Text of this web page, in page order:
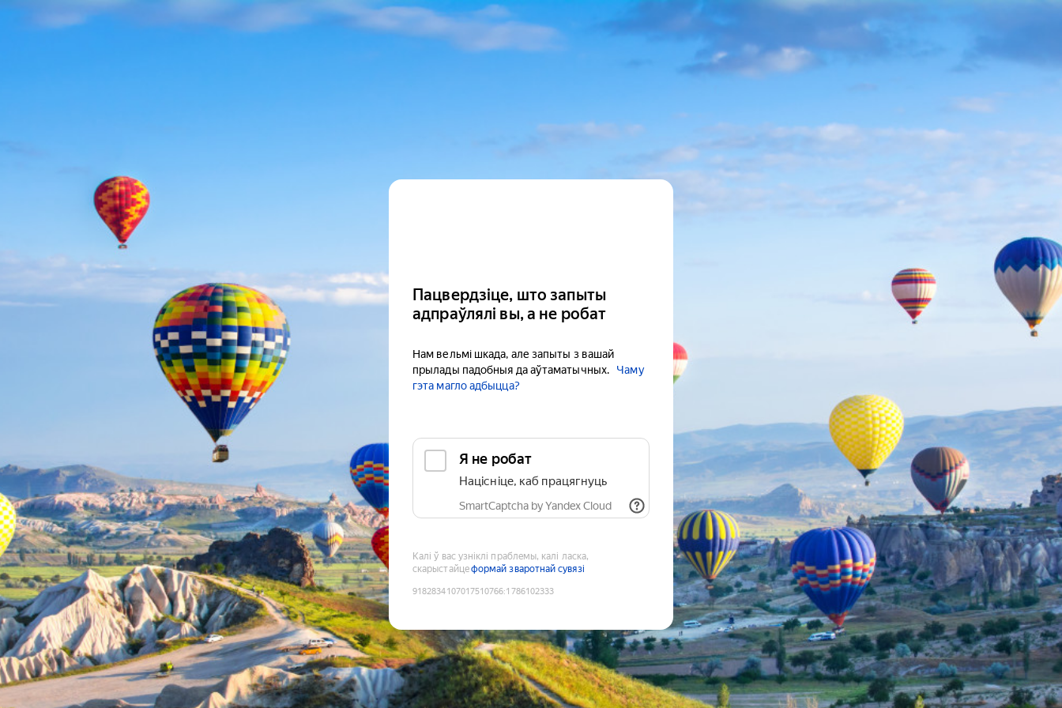
Пацвердзіце, што запыты
адпраўлялі вы, а не робат
Нам вельмі шкада, але запыты з вашай
прылады падобныя да аўтаматычных.
Чаму
гэта магло адбыцца?
Я не робат
Націсніце, каб працягнуць
SmartCaptcha by Yandex Cloud
Калі ў вас узніклі праблемы, калі ласка,
скарыстайцеформай зваротнай сувязі
9182834107017510766:1786102333